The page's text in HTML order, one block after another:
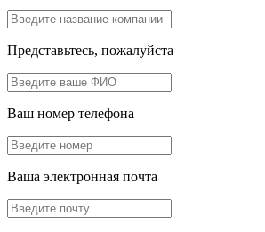
Представьтесь, пожалуйста
Ваш номер телефона
Ваша электронная почта